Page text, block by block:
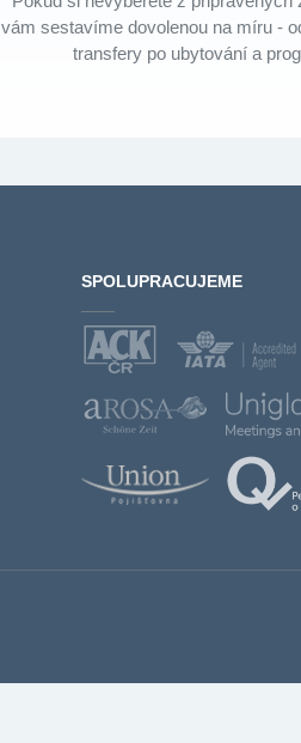
vám sestavíme dovolenou na míru -
transfery po ubytování a
SPOLUPRACUJEME